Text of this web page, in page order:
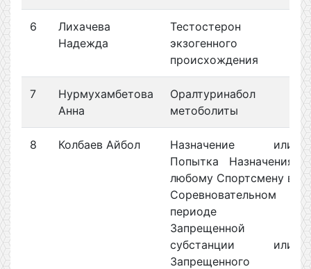
6
Лихачева
Надежда
Тестостерон
экзогенного
происхождения
7
Нурмухамбетова
Анна
Оралтуринабол
метоболиты
8 Колбаев Айбол
Назначение или
Попытка Назначения
любому Спортсмену в
Соревновательном
периоде
Запрещенной
субстанции или
Запрещенного